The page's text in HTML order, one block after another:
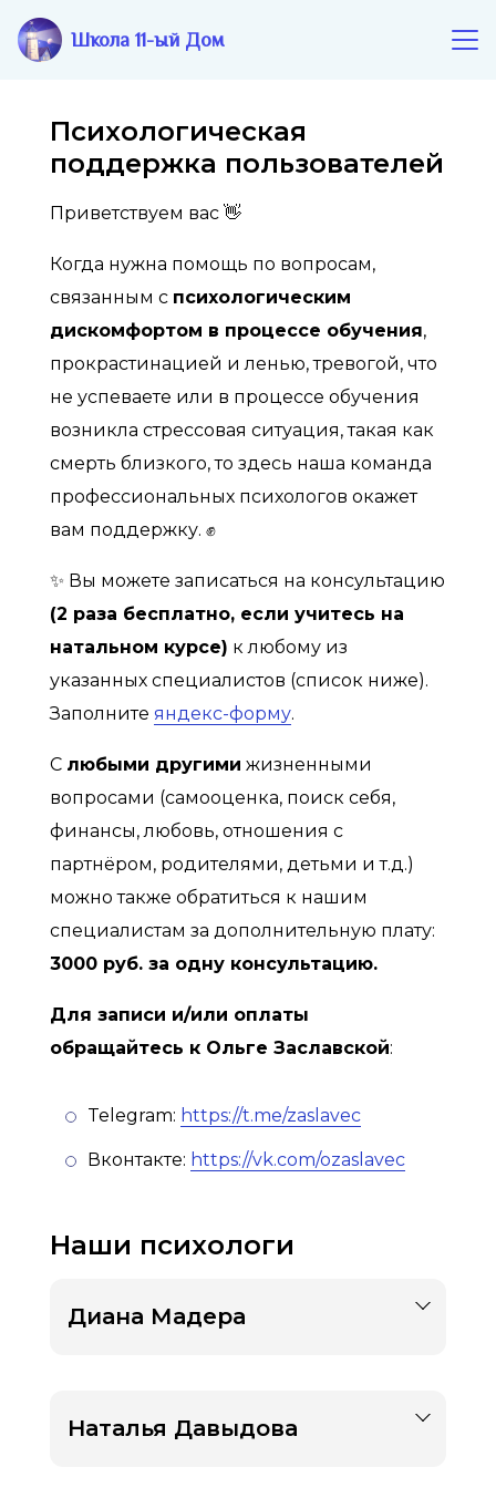
Школа 11-ый Дом
Психологическая
поддержка пользователей
Приветствуем вас 👋
Когда нужна помощь по вопросам,
связанным с психологическим
дискомфортом в процессе обучения,
прокрастинацией и ленью, тревогой, что
не успеваете или в процессе обучения
возникла стрессовая ситуация, такая как
смерть близкого, то здесь наша команда
профессиональных психологов окажет
вам поддержку. ✊
✨ Вы можете записаться на консультацию
(2 раза бесплатно, если учитесь на
натальном курсе) к любому из
указанных специалистов (список ниже).
Заполните яндекс-форму.
С любыми другими жизненными
вопросами (самооценка, поиск себя,
финансы, любовь, отношения с
партнёром, родителями, детьми и т.д.)
можно также обратиться к нашим
специалистам за дополнительную плату:
3000 руб. за одну консультацию.
Для записи и/или оплаты
обращайтесь к Ольге Заславской:
Telegram: https://t.me/zaslavec
Вконтакте: https://vk.com/ozaslavec
Наши психологи
Диана Мадера
Наталья Давыдова